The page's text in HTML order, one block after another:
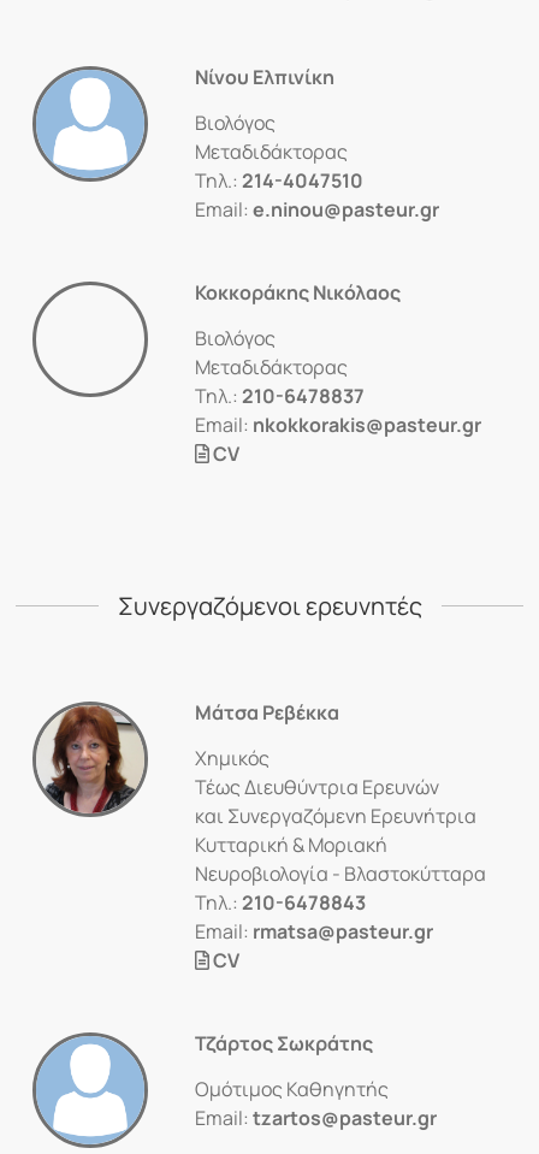
Νίνου Ελπινίκη
Βιολόγος
Μεταδιδάκτορας
Τηλ.: 214-4047510
Email: e.ninou@pasteur.gr
Κοκκοράκης Νικόλαος
Βιολόγος
Μεταδιδάκτορας
Τηλ.: 210-6478837
Email: nkokkorakis@pasteur.gr
CV
Συνεργαζόμενοι ερευνητές
Μάτσα Ρεβέκκα
Χημικός
Τέως Διευθύντρια Ερευνών
και Συνεργαζόμενη Ερευνήτρια
Κυτταρική & Μοριακή
Νευροβιολογία - Βλαστοκύτταρα
Τηλ.: 210-6478843
Email: rmatsa@pasteur.gr
CV
Τζάρτος Σωκράτης
Ομότιμος Καθηγητής
Email: tzartos@pasteur.gr